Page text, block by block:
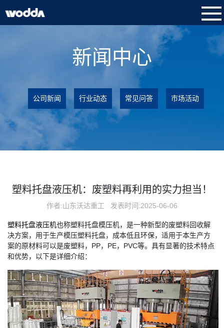
新闻中心
公司新闻 行业动态 常见问答 市场活动
塑料托盘液压机：废塑料再利用的实力担当！
作者:山东沃达重工 发表时间:2025-06-06
塑料托盘液压机也称塑料托盘模压机，是一种新型的废塑料回收解
决方案，用于生产模压塑料托盘，成本低且环保，适用于本生产方
案的原材料可以是废塑料，PP，PE，PVC等。具有显著的技术特点
和优势，以下是详细介绍：